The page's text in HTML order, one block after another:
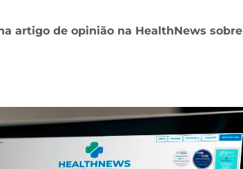
artigo de opinião na HealthNews sobre